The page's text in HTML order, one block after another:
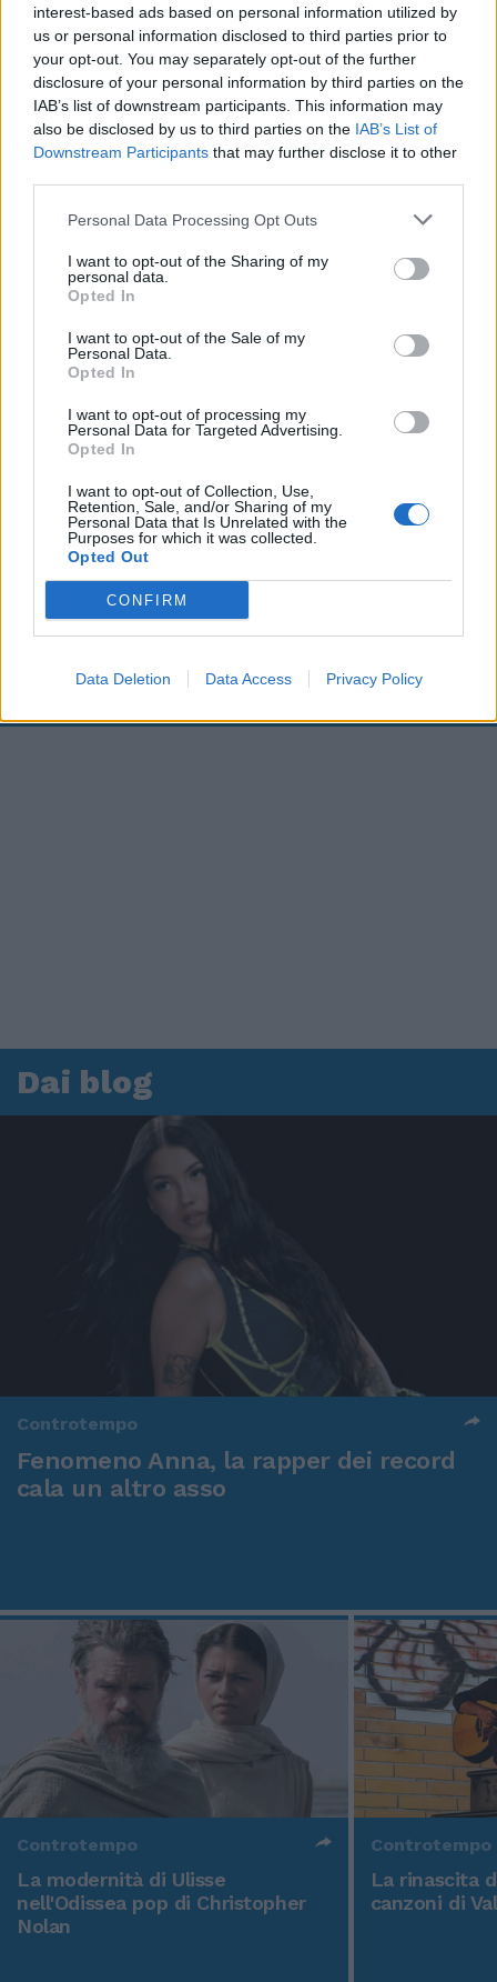
interest-based ads based on personal information utilized by
us or personal information disclosed to third parties prior to
your opt-out. You may separately opt-out of the further
disclosure of your personal information by third parties on the
IAB’s list of downstream participants. This information may
also be disclosed by us to third parties on the IAB’s List of
Downstream Participants that may further disclose it to other
Personal Data Processing Opt Outs
I want to opt-out of the Sharing of my
personal data.
Opted In
I want to opt-out of the Sale of my
Personal Data.
Opted In
I want to opt-out of processing my
Personal Data for Targeted Advertising.
Opted In
I want to opt-out of Collection, Use,
Retention, Sale, and/or Sharing of my
Personal Data that Is Unrelated with the
Purposes for which it was collected.
Opted Out
CONFIRM
Data Deletion Data Access Privacy Policy
00:00 01:16
Leonardo Maria Del Vecchio dall'ex compagna
in ospedale. Le dichiarazioni ai giornalisti
Dai blog
Controtempo
Fenomeno Anna, la rapper dei record
cala un altro asso
Controtempo
La modernità di Ulisse
nell'Odissea pop di Christopher
Nolan
Controtempo
La rinascita
canzoni di